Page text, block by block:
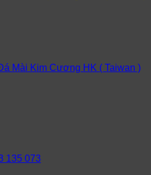
Mài Kim Cương HK ( Taiwan )
135 073